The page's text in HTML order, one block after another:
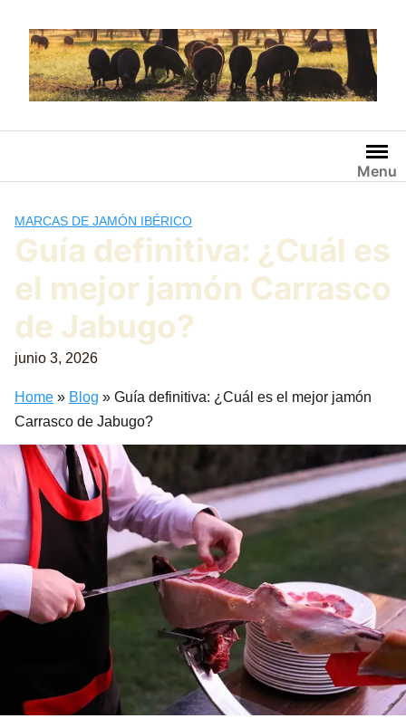
contenido
Menu
MARCAS DE JAMÓN IBÉRICO
Guía definitiva: ¿Cuál es
el mejor jamón Carrasco
de Jabugo?
junio 3, 2026
Home » Blog » Guía definitiva: ¿Cuál es el mejor jamón
Carrasco de Jabugo?